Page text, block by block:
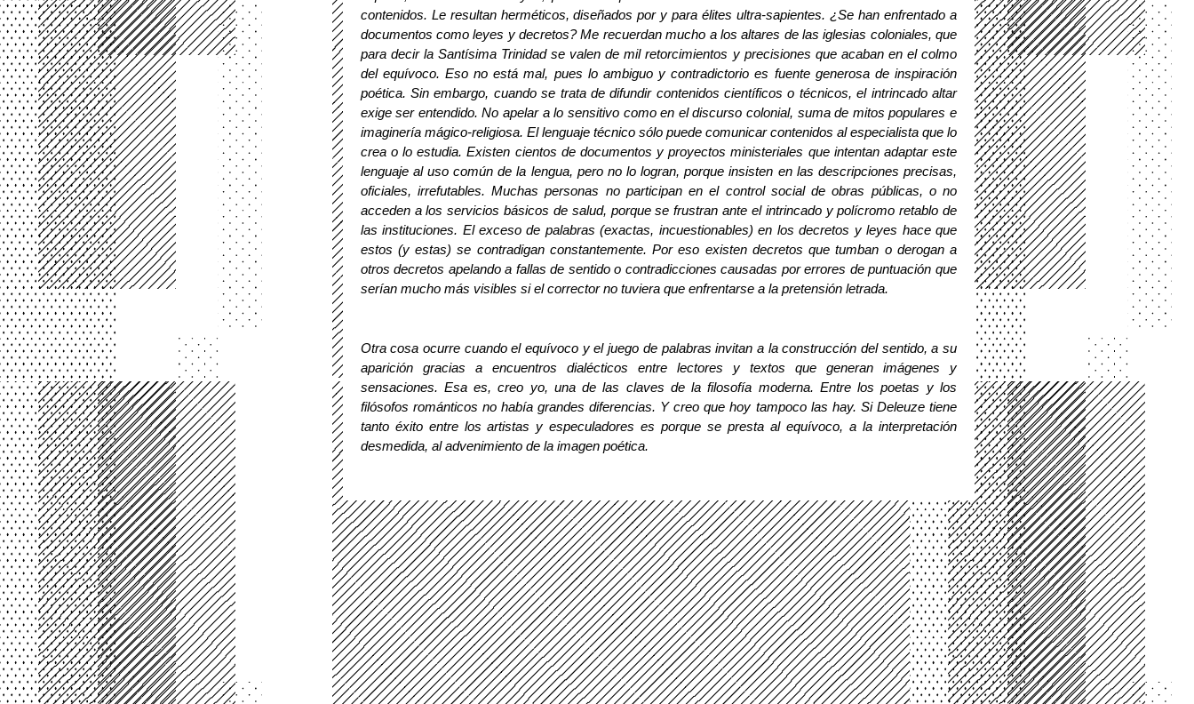
contenidos. Le resultan herméticos, diseñados por y para élites ultra-sapientes. ¿Se han enfrentado a
documentos como leyes y decretos? Me recuerdan mucho a los altares de las iglesias coloniales, que
para decir la Santísima Trinidad se valen de mil retorcimientos y precisiones que acaban en el colmo
del equívoco. Eso no está mal, pues lo ambiguo y contradictorio es fuente generosa de inspiración
poética. Sin embargo, cuando se trata de difundir contenidos científicos o técnicos, el intrincado altar
exige ser entendido. No apelar a lo sensitivo como en el discurso colonial, suma de mitos populares e
imaginería mágico-religiosa. El lenguaje técnico sólo puede comunicar contenidos al especialista que lo
crea o lo estudia. Existen cientos de documentos y proyectos ministeriales que intentan adaptar este
lenguaje al uso común de la lengua, pero no lo logran, porque insisten en las descripciones precisas,
oficiales, irrefutables. Muchas personas no participan en el control social de obras públicas, o no
acceden a los servicios básicos de salud, porque se frustran ante el intrincado y polícromo retablo de
las instituciones. El exceso de palabras (exactas, incuestionables) en los decretos y leyes hace que
estos (y estas) se contradigan constantemente. Por eso existen decretos que tumban o derogan a
otros decretos apelando a fallas de sentido o contradicciones causadas por errores de puntuación que
serían mucho más visibles si el corrector no tuviera que enfrentarse a la pretensión letrada.
Otra cosa ocurre cuando el equívoco y el juego de palabras invitan a la construcción del sentido, a su
aparición gracias a encuentros dialécticos entre lectores y textos que generan imágenes y
sensaciones. Esa es, creo yo, una de las claves de la filosofía moderna. Entre los poetas y los
filósofos románticos no había grandes diferencias. Y creo que hoy tampoco las hay. Si Deleuze tiene
tanto éxito entre los artistas y especuladores es porque se presta al equívoco, a la interpretación
desmedida, al advenimiento de la imagen poética.